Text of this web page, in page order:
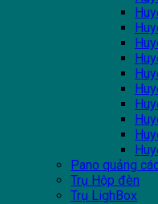
Pano quảng
Trụ Hộp đèn
Trụ LighBox